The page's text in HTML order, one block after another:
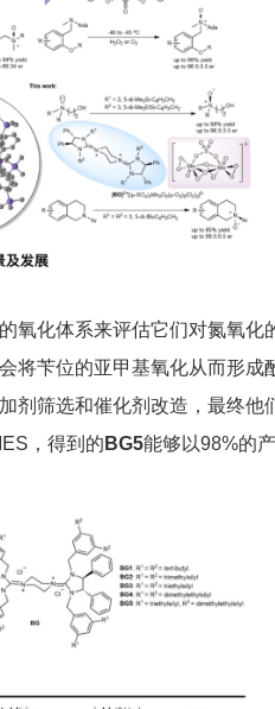
氧化体系来评估它们对氮氧化
将苄位的亚甲基氧化从而形成
剂筛选和催化剂改造，最终他
，得到的 BG5能够以98%的